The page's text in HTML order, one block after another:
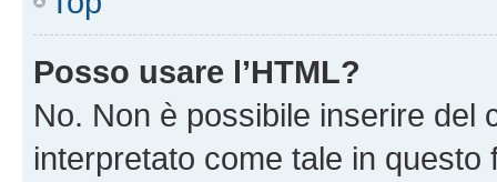
Posso usare l’HTML?
No. Non è possibile inserire del
interpretato come tale in